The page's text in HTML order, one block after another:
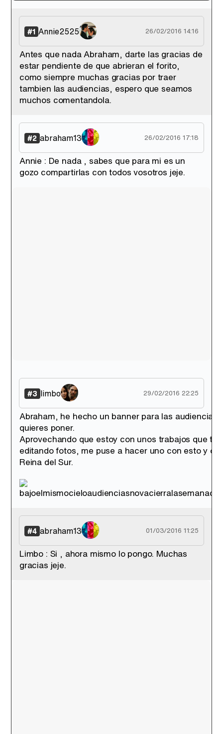
'120 Minutos' celebra sus 2.000 programas en Telemadrid con un vídeo del día a día en la redacción
#1 Annie2525 26/02/2016 14:16
Antes que nada Abraham, darte las gracias de
estar pendiente de que abrieran el forito,
como siempre muchas gracias por traer
tambien las audiencias, espero que seamos
muchos comentandola.
#2 abraham13 26/02/2016 17:18
Annie : De nada , sabes que para mi es un
gozo compartirlas con todos vosotros jeje.
#3 limbo 29/02/2016 22:25
Abraham, he hecho un banner para las audiencias,
quieres poner.
Aprovechando que estoy con unos trabajos que
editando fotos, me puse a hacer uno con esto y
Reina del Sur.
#4 abraham13 01/03/2016 11:25
Limbo : Si , ahora mismo lo pongo. Muchas
gracias jeje.